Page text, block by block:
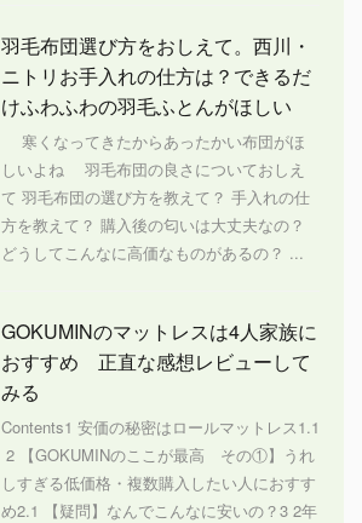
羽毛布団選び方をおしえて。西川・
ニトリお手入れの仕方は？できるだ
けふわふわの羽毛ふとんがほしい
寒くなってきたからあったかい布団がほ
しいよね 羽毛布団の良さについておしえ
て 羽毛布団の選び方を教えて？ 手入れの仕
方を教えて？ 購入後の匂いは大丈夫なの？
どうしてこんなに高価なものがあるの？ ...
GOKUMINのマットレスは4人家族に
おすすめ 正直な感想レビューして
みる
Contents1 安価の秘密はロールマットレス1.1
2 【GOKUMINのここが最高 その①】うれ
しすぎる低価格・複数購入したい人におすす
め2.1 【疑問】なんでこんなに安いの？3 2年